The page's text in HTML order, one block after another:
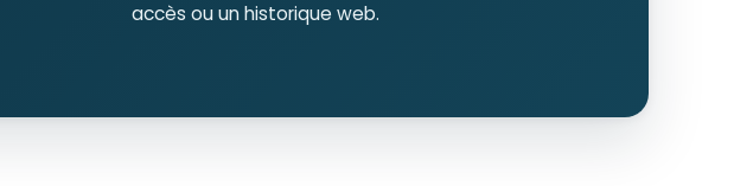
accès ou un historique web.